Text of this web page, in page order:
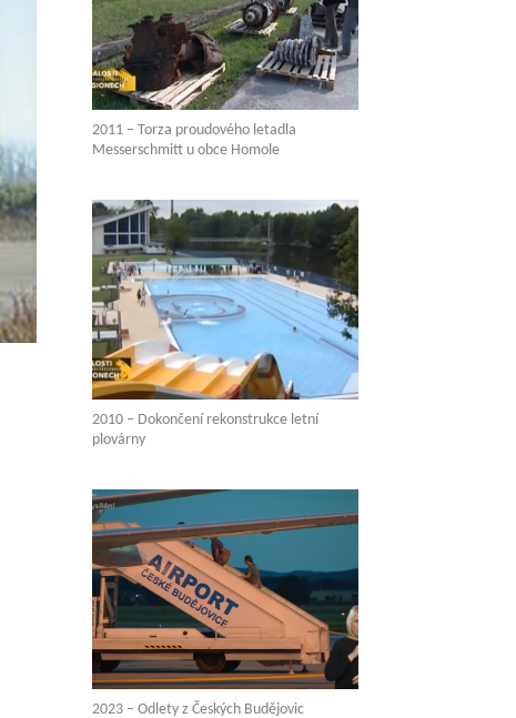
2011 – Torza proudového letadla
Messerschmitt u obce Homole
2010 – Dokončení rekonstrukce letní
plovárny
2023 – Odlety z Českých Budějovic